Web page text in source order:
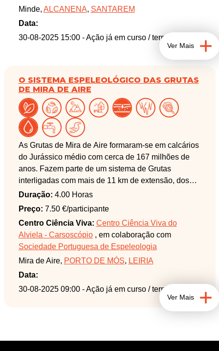
perdem naquele local antes do nível da água no
polje subir.
Esta atividade decorre na área protegida Parque
Minde, ALCANENA, SANTAREM
Data:
30-08-2025 15:00 - Ação já em curso / terminada
Ver Mais
O SISTEMA ESPELEOLÓGICO DAS GRUTAS
DE MIRA DE AIRE
As Grutas de Mira de Aire formaram-se em calcários
do Jurássico médio com cerca de 167 milhões de
anos. Fazem parte de um sistema de Grutas
interligadas com mais de 11 km de extensão, dos
quais 600 m estão abertos ao público e serão
percorridos nesta visita, acompanhados por
Espelólogos.
A gruta da Pena e da Contenda, já no polje de
Minde, fazem também parte deste sistema de grutas
e serão também visitadas.
Adultos - 7,50 €
Duração: 4.00 Horas
Preço: 7.50 €/participante
Centro Ciência Viva: Centro Ciência Viva do
Alviela - Carsoscópio, em colaboração com
Sociedade Portuguesa de Espeleologia
Mira de Aire, PORTO DE MÓS, LEIRIA
Data:
30-08-2025 09:00 - Ação já em curso / terminada
Ver Mais